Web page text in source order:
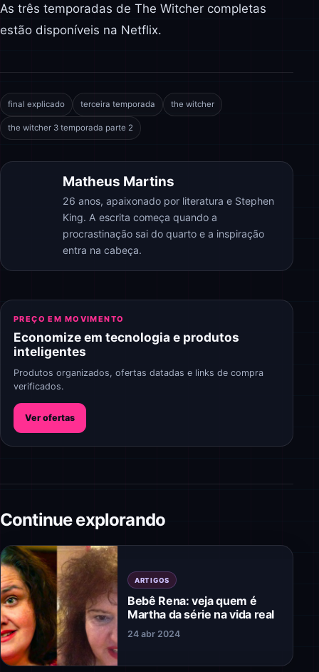
As três temporadas de The Witcher completas
estão disponíveis na Netflix.
final explicado terceira temporada the witcher
the witcher 3 temporada parte 2
Matheus Martins
26 anos, apaixonado por literatura e Stephen
King. A escrita começa quando a
procrastinação sai do quarto e a inspiração
entra na cabeça.
PREÇO EM MOVIMENTO
Economize em tecnologia e produtos
inteligentes
Produtos organizados, ofertas datadas e links de compra
verificados.
Ver ofertas
Continue explorando
ARTIGOS
Bebê Rena: veja quem é
Martha da série na vida real
24 abr 2024